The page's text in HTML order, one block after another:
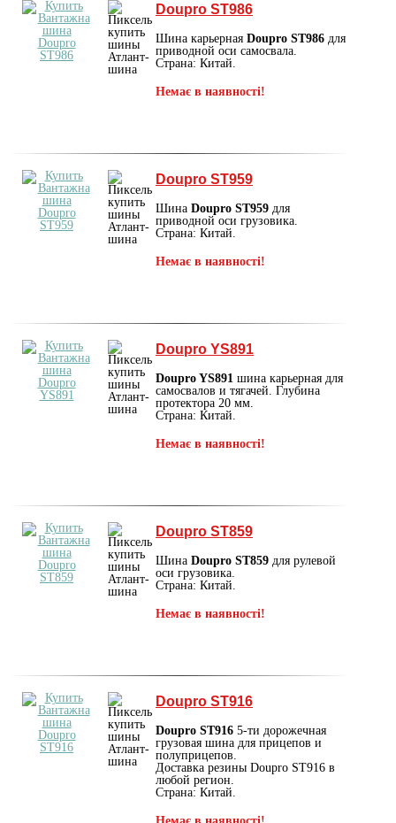
Doupro ST986
Шина карьерная Doupro ST986 для
приводной оси самосвала.
Страна: Китай.
Немає в наявності!
Doupro ST959
Шина Doupro ST959 для
приводной оси грузовика.
Страна: Китай.
Немає в наявності!
Doupro YS891
Doupro YS891 шина карьерная для
самосвалов и тягачей. Глубина
протектора 20 мм.
Страна: Китай.
Немає в наявності!
Doupro ST859
Шина Doupro ST859 для рулевой
оси грузовика.
Страна: Китай.
Немає в наявності!
Doupro ST916
Doupro ST916 5-ти дорожечная
грузовая шина для прицепов и
полуприцепов.
Доставка резины Doupro ST916 в
любой регион.
Страна: Китай.
Немає в наявності!